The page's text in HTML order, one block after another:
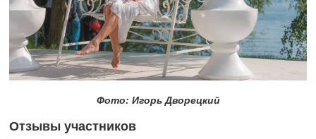
Фото: Игорь Дворецкий
Отзывы участников